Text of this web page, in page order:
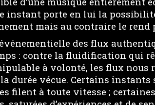
instant porte en lui la
mais au contraire le rend
des flux
: contre la fluidification qui
à volonté, les flux nous
durée vécue. Certains
filent à toute vitesse ;